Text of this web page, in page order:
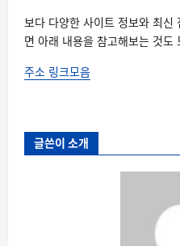
보다 다양한 사이트 정보와 최
면 아래 내용을 참고해보는 것도
주소 링크모음
글쓴이 소개